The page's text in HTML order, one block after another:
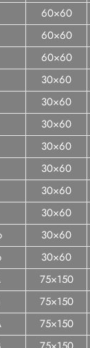
60×60
60×60
60×60
30×60
30×60
30×60
30×60
30×60
30×60
30×60
30×60
30×60
75×150
75×150
75×150